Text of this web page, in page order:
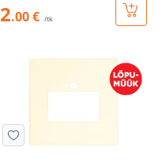
2.00 € /tk